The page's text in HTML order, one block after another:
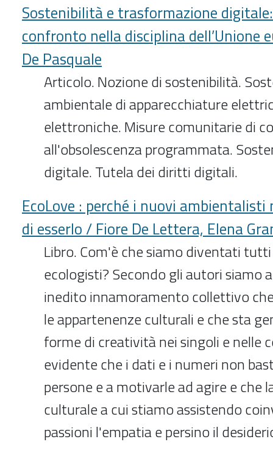
Sostenibilità e trasformazione
confronto nella disciplina dell’Unione
De Pasquale
Articolo. Nozione di sostenibilità.
ambientale di apparecchiature
elettroniche. Misure comunitarie di
all'obsolescenza programmata.
digitale. Tutela dei diritti digitali.
EcoLove : perché i nuovi ambientalisti
di esserlo / Fiore De Lettera, Elena
Libro. Com'è che siamo diventati
ecologisti? Secondo gli autori siamo
inedito innamoramento collettivo
le appartenenze culturali e che sta
forme di creatività nei singoli e nelle
evidente che i dati e i numeri non
persone e a motivarle ad agire e che
culturale a cui stiamo assistendo
passioni l'empatia e persino il